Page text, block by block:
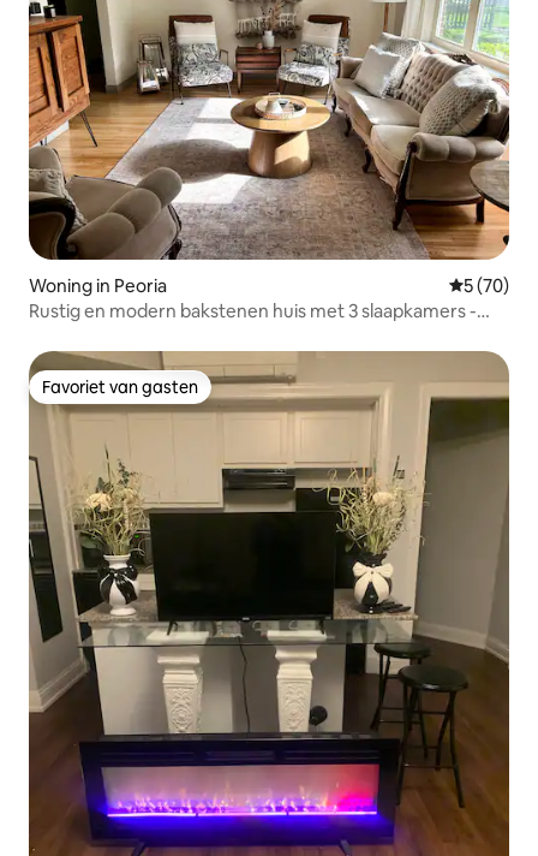
Woning in Peoria
5 (70)
Rustig en modern bakstenen huis met 3 slaapkamers -
Favoriet van gasten
Favoriet van gasten